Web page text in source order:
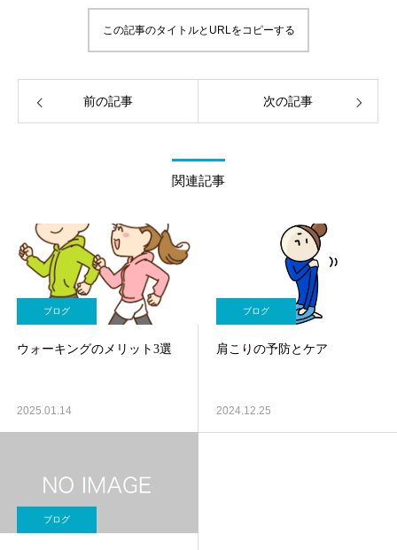
この記事のタイトルとURLをコピーする
前の記事 次の記事
関連記事
ブログ
ウォーキングのメリット3選
2025.01.14
ブログ
肩こりの予防とケア
2024.12.25
ブログ